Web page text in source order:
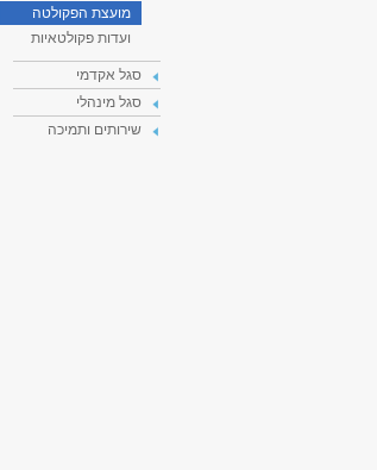
מועצת הפקולטה
ועדות פקולטאיות
סגל אקדמי
סגל מינהלי
שירותים ותמיכה